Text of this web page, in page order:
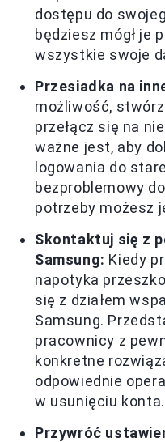
dostępu do
będziesz mógł je
wszystkie swoje
Przesiadka na
możliwość,
przełącz się na
ważne jest, aby
logowania do
bezproblemowy
potrzeby możesz
Skontaktuj się z
Samsung: Kiedy
napotyka
się z działem
Samsung.
pracownicy z
konkretne
odpowiednie
w usunięciu konta.
Przywróć